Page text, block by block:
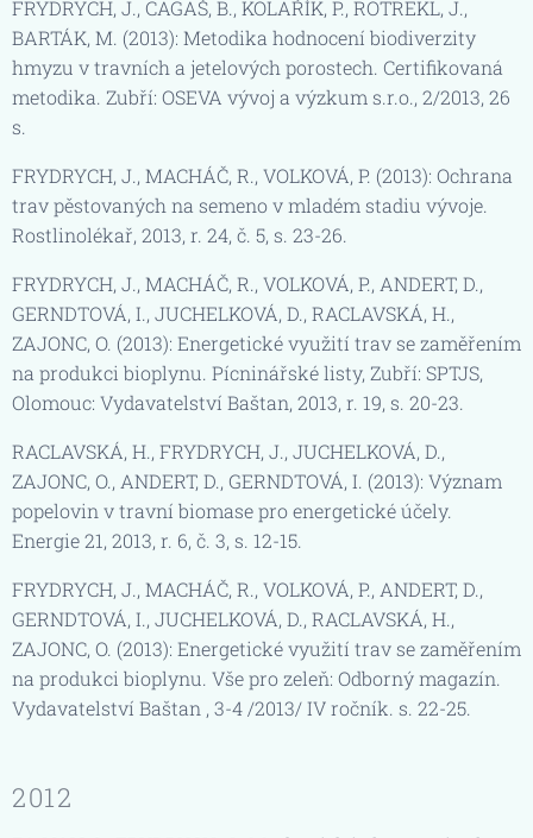
FRYDRYCH, J., CAGAŠ, B., KOLAŘÍK, P., ROTREKL, J.,
BARTÁK, M. (2013): Metodika hodnocení biodiverzity
hmyzu v travních a jetelových porostech. Certifikovaná
metodika. Zubří: OSEVA vývoj a výzkum s.r.o., 2/2013, 26
s.
FRYDRYCH, J., MACHÁČ, R., VOLKOVÁ, P. (2013): Ochrana
trav pěstovaných na semeno v mladém stadiu vývoje.
Rostlinolékař, 2013, r. 24, č. 5, s. 23-26.
FRYDRYCH, J., MACHÁČ, R., VOLKOVÁ, P., ANDERT, D.,
GERNDTOVÁ, I., JUCHELKOVÁ, D., RACLAVSKÁ, H.,
ZAJONC, O. (2013): Energetické využití trav se zaměřením
na produkci bioplynu. Pícninářské listy, Zubří: SPTJS,
Olomouc: Vydavatelství Baštan, 2013, r. 19, s. 20-23.
RACLAVSKÁ, H., FRYDRYCH, J., JUCHELKOVÁ, D.,
ZAJONC, O., ANDERT, D., GERNDTOVÁ, I. (2013): Význam
popelovin v travní biomase pro energetické účely.
Energie 21, 2013, r. 6, č. 3, s. 12-15.
FRYDRYCH, J., MACHÁČ, R., VOLKOVÁ, P., ANDERT, D.,
GERNDTOVÁ, I., JUCHELKOVÁ, D., RACLAVSKÁ, H.,
ZAJONC, O. (2013): Energetické využití trav se zaměřením
na produkci bioplynu. Vše pro zeleň: Odborný magazín.
Vydavatelství Baštan , 3-4 /2013/ IV ročník. s. 22-25.
2012